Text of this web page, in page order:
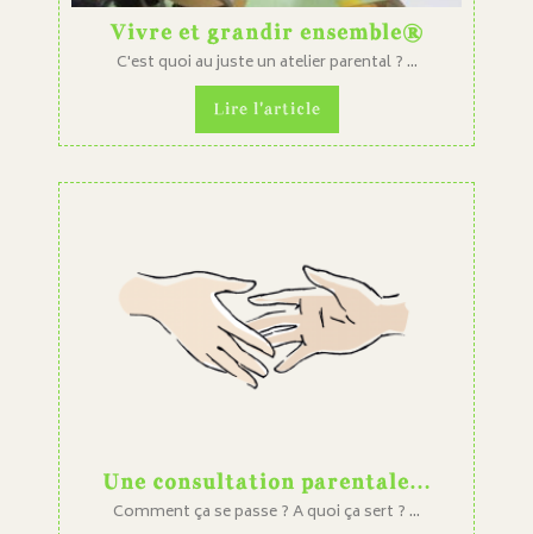
Vivre et grandir ensemble®
C'est quoi au juste un atelier parental ? ...
Lire l'article
Une consultation parentale…
Comment ça se passe ? A quoi ça sert ? ...